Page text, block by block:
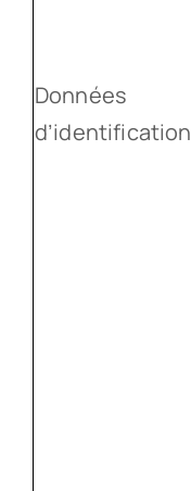
Données
d’identification